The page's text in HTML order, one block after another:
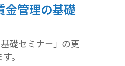
金管理の基礎
礎セミナー」の更
。